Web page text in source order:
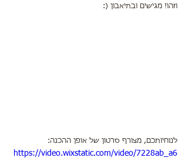
וזהו! מגישים ובתיאבון (:
לנוחיותכם, מצורף סרטון של אופן ההכנה:
https://video.wixstatic.com/video/7228ab_a6